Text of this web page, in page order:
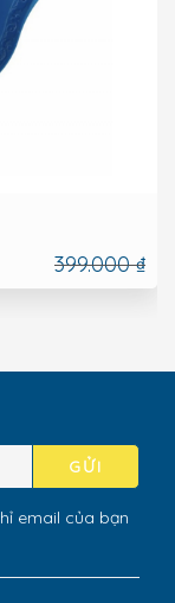
399.000 ₫
GỬI
email của bạn